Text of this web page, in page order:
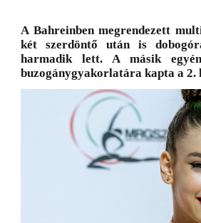
A Bahreinben megrendezett
két szerdöntő után is
harmadik lett. A másik
buzogánygyakorlatára kapta a 2.